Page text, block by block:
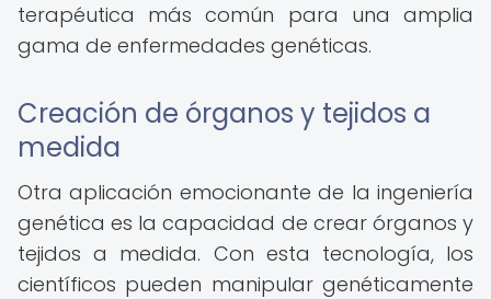
terapéutica más común para una amplia
gama de enfermedades genéticas.
Creación de órganos y tejidos a
medida
Otra aplicación emocionante de la ingeniería
genética es la capacidad de crear órganos y
tejidos a medida. Con esta tecnología, los
científicos pueden manipular genéticamente